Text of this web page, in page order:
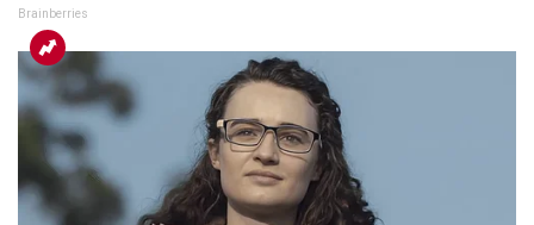
Brainberries